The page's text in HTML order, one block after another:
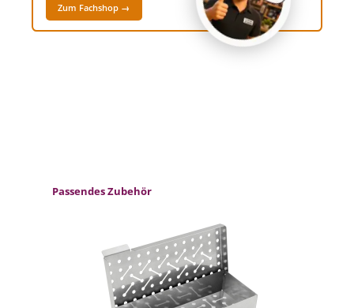
Zum Fachshop →
Produktgalerie überspringen
Passendes Zubehör